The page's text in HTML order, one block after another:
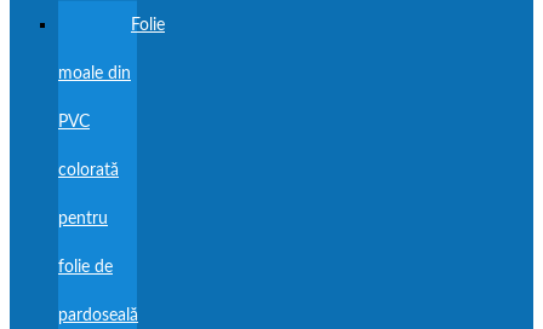
Folie
moale din
PVC
colorată
pentru
folie de
pardoseală